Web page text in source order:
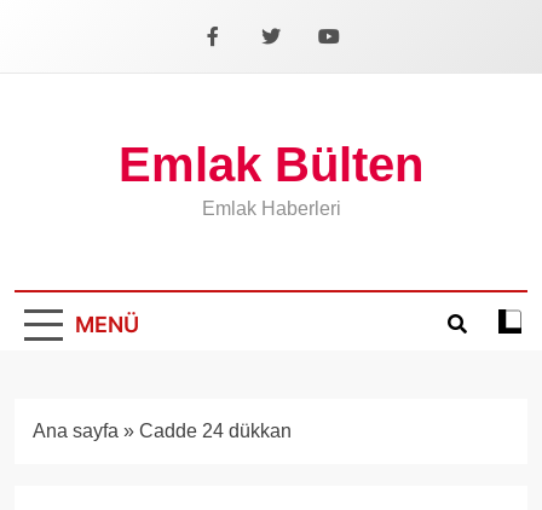
Facebook
X YouTube
Emlak Bülten
Emlak Haberleri
MENÜ
Koyu
Ana sayfa » Cadde 24 dükkan